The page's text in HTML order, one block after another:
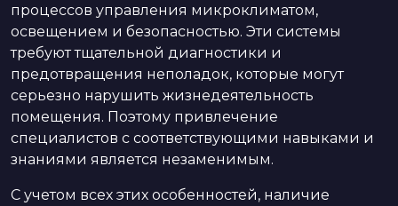
процессов управления микроклиматом,
освещением и безопасностью. Эти системы
требуют тщательной диагностики и
предотвращения неполадок, которые могут
серьезно нарушить жизнедеятельность
помещения. Поэтому привлечение
специалистов с соответствующими навыками и
знаниями является незаменимым.
С учетом всех этих особенностей, наличие